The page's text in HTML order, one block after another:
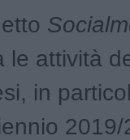
le attività
in